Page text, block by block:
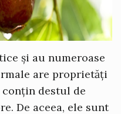
și au numeroase
are proprietăți
destul de
De aceea, ele sunt